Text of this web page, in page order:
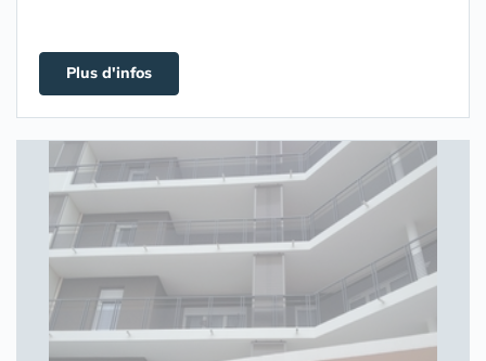
Plus d'infos